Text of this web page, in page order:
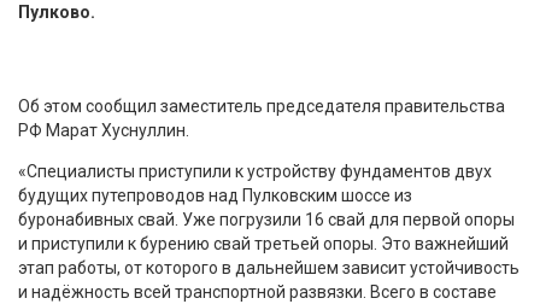
Пулково.
Об этом сообщил заместитель председателя правительства
РФ Марат Хуснуллин.
«Специалисты приступили к устройству фундаментов двух
будущих путепроводов над Пулковским шоссе из
буронабивных свай. Уже погрузили 16 свай для первой опоры
и приступили к бурению свай третьей опоры. Это важнейший
этап работы, от которого в дальнейшем зависит устойчивость
и надёжность всей транспортной развязки. Всего в составе